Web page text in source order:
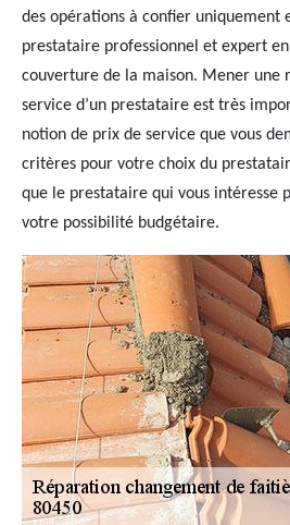
des opérations à confier uniquement
prestataire professionnel et expert
couverture de la maison. Mener une
service d’un prestataire est très
notion de prix de service que vous
critères pour votre choix du
que le prestataire qui vous intéresse
votre possibilité budgétaire.